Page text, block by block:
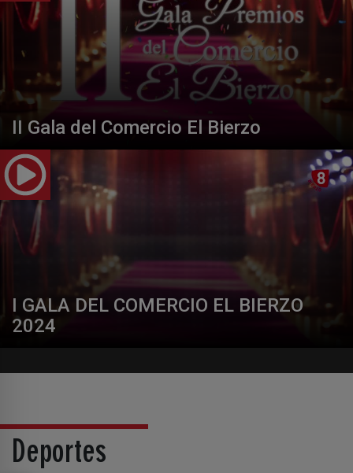
II Gala del Comercio El Bierzo
I GALA DEL COMERCIO EL BIERZO
2024
Deportes